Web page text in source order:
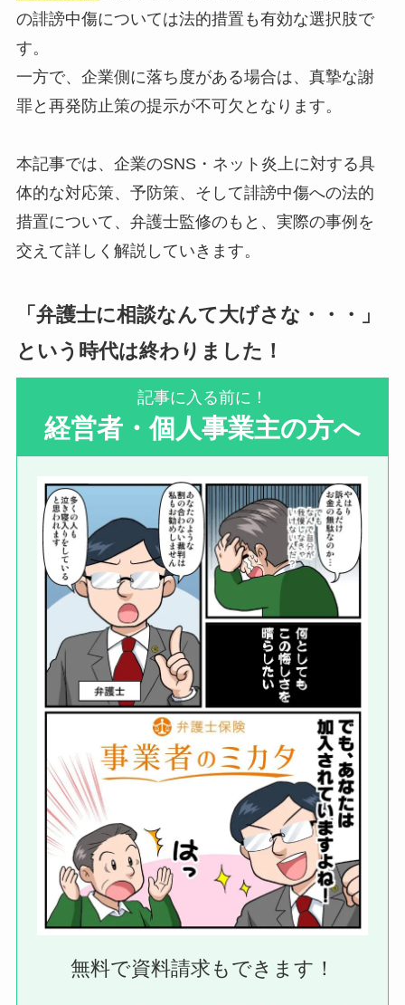
の誹謗中傷については法的措置も有効な選択肢で
す。
一方で、企業側に落ち度がある場合は、真摯な謝
罪と再発防止策の提示が不可欠となります。
本記事では、企業のSNS・ネット炎上に対する具
体的な対応策、予防策、そして誹謗中傷への法的
措置について、弁護士監修のもと、実際の事例を
交えて詳しく解説していきます。
「弁護士に相談なんて大げさな・・・」
という時代は終わりました！
記事に入る前に！
経営者・個人事業主の方へ
無料で資料請求もできます！